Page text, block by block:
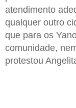
atendimento
qualquer outro
que para os
comunidade,
protestou